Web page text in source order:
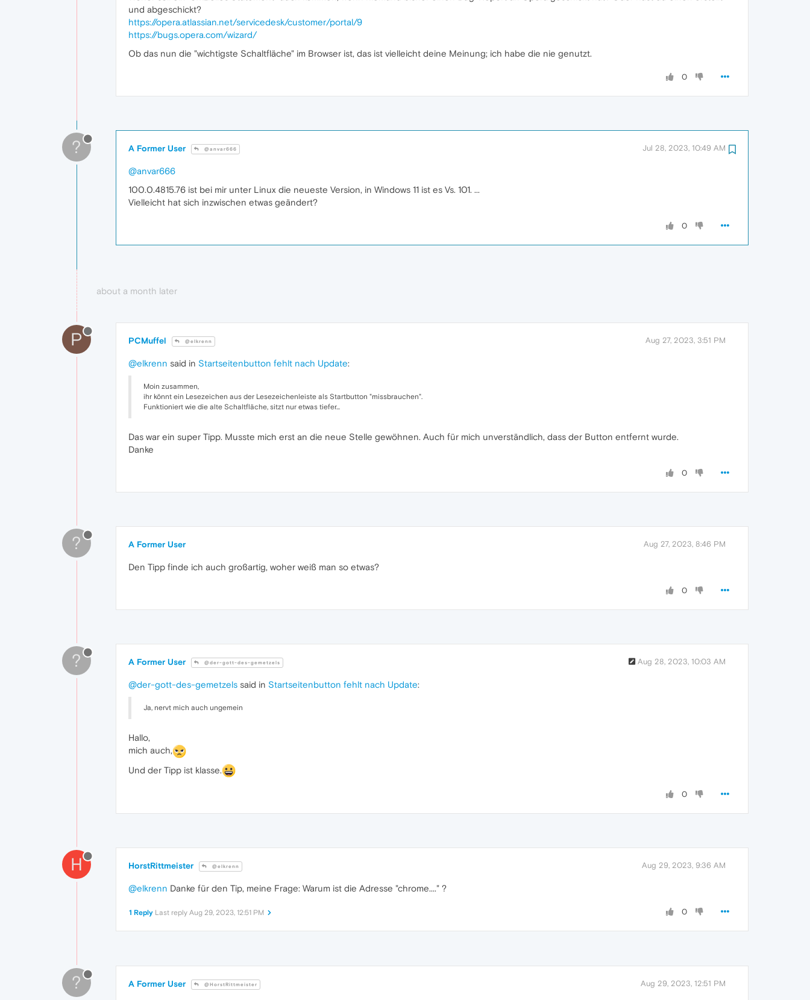
und abgeschickt?
https://opera.atlassian.net/servicedesk/customer/portal/9
https://bugs.opera.com/wizard/
Ob das nun die "wichtigste Schaltfläche" im Browser ist, das ist vielleicht deine Meinung; ich habe die nie genutzt.
0
? A Former User @anvar666 Jul 28, 2023, 10:49 AM
@anvar666
100.0.4815.76 ist bei mir unter Linux die neueste Version, in Windows 11 ist es Vs. 101. ...
Vielleicht hat sich inzwischen etwas geändert?
0
about a month later
P PCMuffel @elkrenn Aug 27, 2023, 3:51 PM
@elkrenn said in Startseitenbutton fehlt nach Update:
Moin zusammen,
ihr könnt ein Lesezeichen aus der Lesezeichenleiste als Startbutton "missbrauchen".
Funktioniert wie die alte Schaltfläche, sitzt nur etwas tiefer...
Das war ein super Tipp. Musste mich erst an die neue Stelle gewöhnen. Auch für mich unverständlich, dass der Button entfernt wurde.
Danke
0
? A Former User Aug 27, 2023, 8:46 PM
Den Tipp finde ich auch großartig, woher weiß man so etwas?
0
? A Former User @der-gott-des-gemetzels Aug 28, 2023, 10:03 AM
@der-gott-des-gemetzels said in Startseitenbutton fehlt nach Update:
Ja, nervt mich auch ungemein
Hallo,
mich auch,
Und der Tipp ist klasse.
0
H HorstRittmeister @elkrenn Aug 29, 2023, 9:36 AM
@elkrenn Danke für den Tip, meine Frage: Warum ist die Adresse "chrome...." ?
0
1 Reply Last reply Aug 29, 2023, 12:51 PM
? A Former User @HorstRittmeister Aug 29, 2023, 12:51 PM